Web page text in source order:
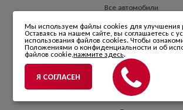
Все автомобили
Аукцион авто
Услуги
Трейд-ин
Кредит
Выкуп
Комиссия
Мы используем файлы cookies для улучшения
Оставаясь на нашем сайте, вы соглашаетесь с
использования файлов cookies. Чтобы
Положениями о конфиденциальности и об
файлов cookie,нажмите здесь.
Я СОГЛАСЕН